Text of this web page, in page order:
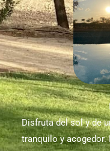
Disfruta del sol y de
tranquilo y acogedor.